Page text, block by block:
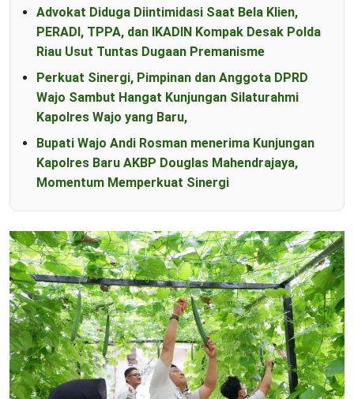
Advokat Diduga Diintimidasi Saat Bela Klien,
PERADI, TPPA, dan IKADIN Kompak Desak Polda
Riau Usut Tuntas Dugaan Premanisme
Perkuat Sinergi, Pimpinan dan Anggota DPRD
Wajo Sambut Hangat Kunjungan Silaturahmi
Kapolres Wajo yang Baru,
Bupati Wajo Andi Rosman menerima Kunjungan
Kapolres Baru AKBP Douglas Mahendrajaya,
Momentum Memperkuat Sinergi